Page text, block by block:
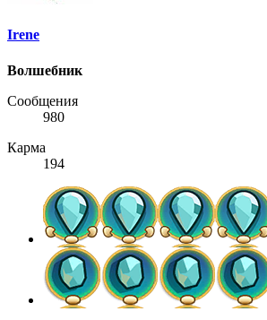
Irene
Волшебник
Сообщения
980
Карма
194